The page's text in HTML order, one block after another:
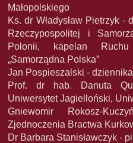
Małopolskiego
Ks. dr Władysław Pietrzyk -
Rzeczypospolitej i
Polonii, kapelan Ruchu
„Samorządna Polska”
Jan Pospieszalski -
Prof. dr hab. Danuta
Uniwersytet Jagielloński,
Gniewomir Rokosz-
Zjednoczenia Bractwa
Dr Barbara Stanisławczyk -